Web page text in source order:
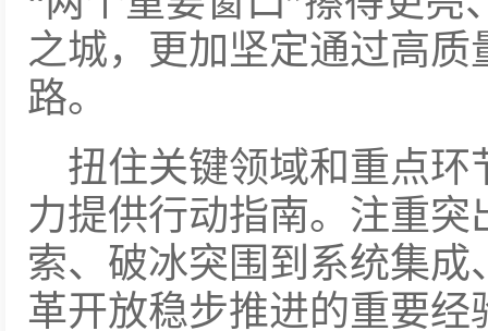
之城，更加坚定通过高
路。
扭住关键领域和重点
力提供行动指南。注重
索、破冰突围到系统集
革开放稳步推进的重要